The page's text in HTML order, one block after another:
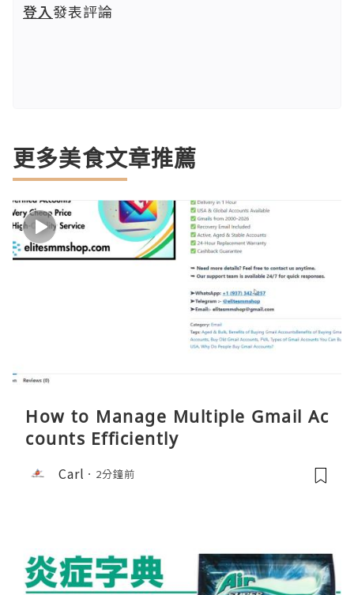
登入發表評論
更多美食文章推薦
How to Manage Multiple Gmail Ac
counts Efficiently
Carl 2分鐘前